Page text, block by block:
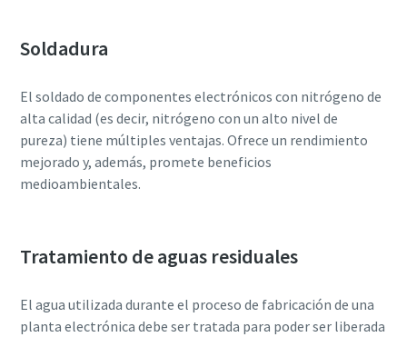
Soldadura
El soldado de componentes electrónicos con nitrógeno de
alta calidad (es decir, nitrógeno con un alto nivel de
pureza) tiene múltiples ventajas. Ofrece un rendimiento
mejorado y, además, promete beneficios
medioambientales.
Tratamiento de aguas residuales
El agua utilizada durante el proceso de fabricación de una
planta electrónica debe ser tratada para poder ser liberada